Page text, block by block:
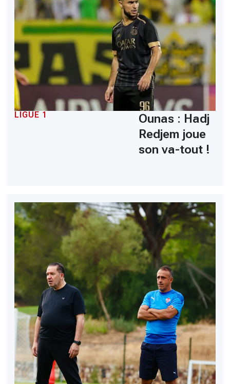
LIGUE 1
Ounas : Hadj
Redjem joue
son va-tout !